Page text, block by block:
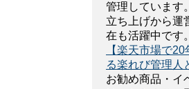
管理しています
立ち上げから運
在も活躍中です。
【楽天市場で
る楽れび管理人
お勧め商品・イ